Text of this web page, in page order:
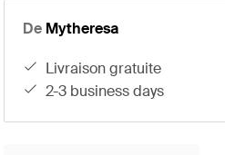
De Mytheresa
livraison gratuite
2-3 business days